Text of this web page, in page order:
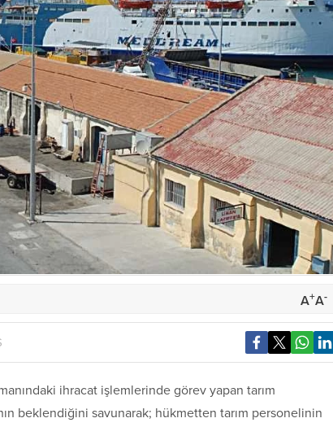
A+A-
ihracat işlemlerinde görev yapan tarım
beklendiğini savunarak; hükmetten tarım personelinin